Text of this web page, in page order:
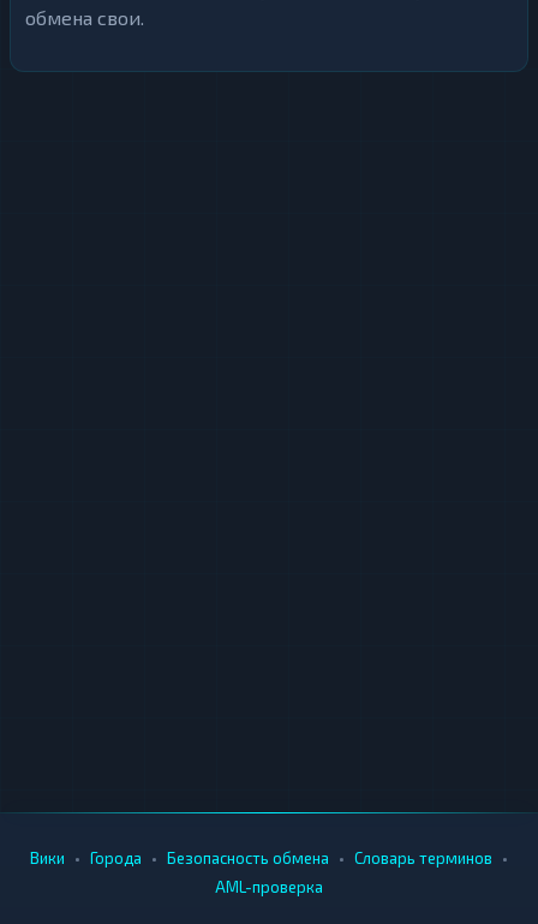
обмена свои.
Вики • Города • Безопасность обмена • Словарь терминов •
AML-проверка